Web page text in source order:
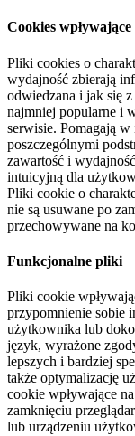
Cookies
Pliki cookies o
wydajność zbierają
odwiedzana i jak się
najmniej popularne i
serwisie. Pomagają
poszczególnymi
zawartość i
intuicyjną dla
Pliki cookie o
nie są usuwane po
przechowywane na
Funkcjonalne pliki
Pliki cookie
przypomnienie sobie
użytkownika lub
język, wyrażone
lepszych i bardziej
także optymalizację
cookie wpływające
zamknięciu
lub urządzeniu